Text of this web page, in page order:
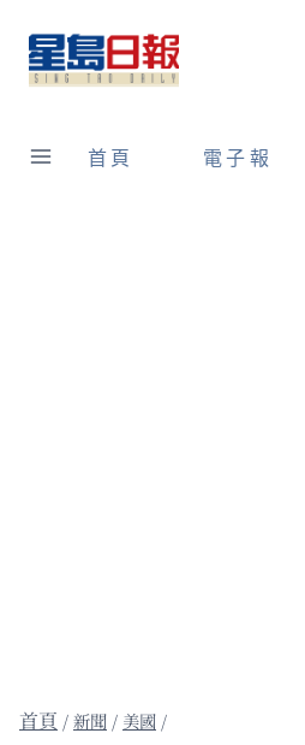
content
首頁 電子報
/新聞 / 美國 /